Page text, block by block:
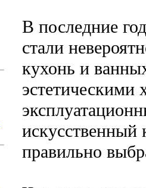
В последние
стали
кухонь и
эстетическими
искусственный
правильно